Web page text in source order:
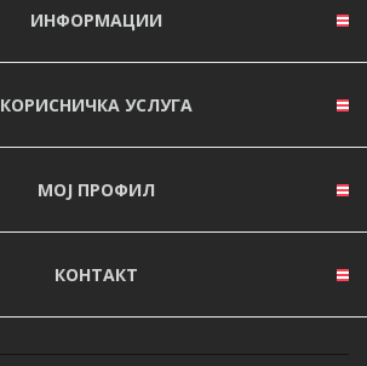
ИНФОРМАЦИИ
КОРИСНИЧКА УСЛУГА
МОЈ ПРОФИЛ
КОНТАКТ